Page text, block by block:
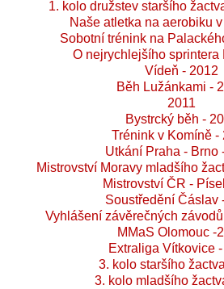
1. kolo družstev staršího
Naše atletka na aerobiku
Sobotní trénink na
O nejrychlejšího sprintera
Vídeň - 2012
Běh Lužánkami -
2011
Bystrcký běh -
Trénink v Komíně -
Utkání Praha - Brno
Mistrovství Moravy mladšího
Mistrovství ČR -
Soustředění Čáslav
Vyhlášení závěrečných
MMaS Olomouc -
Extraliga Vítkovice
3. kolo staršího
3. kolo mladšího